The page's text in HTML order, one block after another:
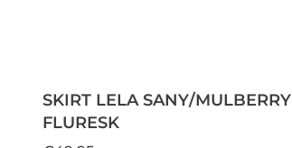
SKIRT LELA SANY/MULBERRY
FLURESK